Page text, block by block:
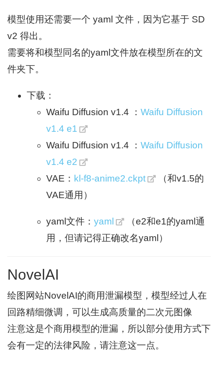
模型使用还需要一个 yaml 文件，因为它基于 SD
v2 得出。
需要将和模型同名的yaml文件放在模型所在的文
件夹下。
下载：
Waifu Diffusion v1.4 ： Waifu Diffusion
v1.4 e1
Waifu Diffusion v1.4 ： Waifu Diffusion
v1.4 e2
VAE： kl-f8-anime2.ckpt
（和v1.5的
VAE通用）
yaml文件： yaml
（e2和e1的yaml通
用，但请记得正确改名yaml）
NovelAI
绘图网站NovelAI的商用泄漏模型，模型经过人在
回路精细微调，可以生成高质量的二次元图像
注意这是个商用模型的泄漏，所以部分使用方式下
会有一定的法律风险，请注意这一点。